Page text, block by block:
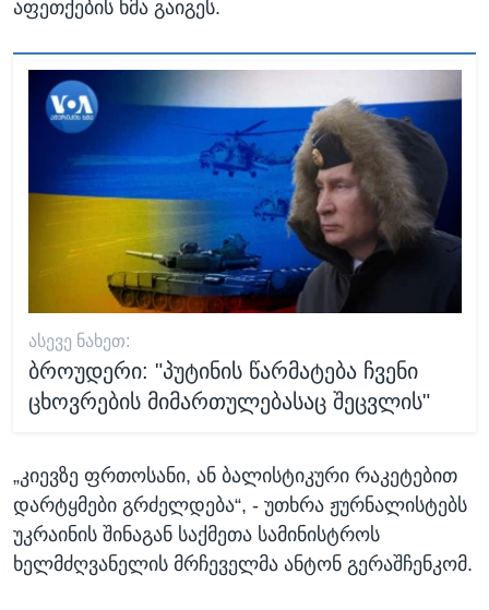
აფეთქების ხმა გაიგეს.
ᲐᲡᲔᲕᲔ ᲜᲐᲮᲔᲗ:
ბროუდერი: "პუტინის წარმატება ჩვენი
ცხოვრების მიმართულებასაც შეცვლის"
„კიევზე ფრთოსანი, ან ბალისტიკური რაკეტებით
დარტყმები გრძელდება“, - უთხრა ჟურნალისტებს
უკრაინის შინაგან საქმეთა სამინისტროს
ხელმძღვანელის მრჩეველმა ანტონ გერაშჩენკომ.